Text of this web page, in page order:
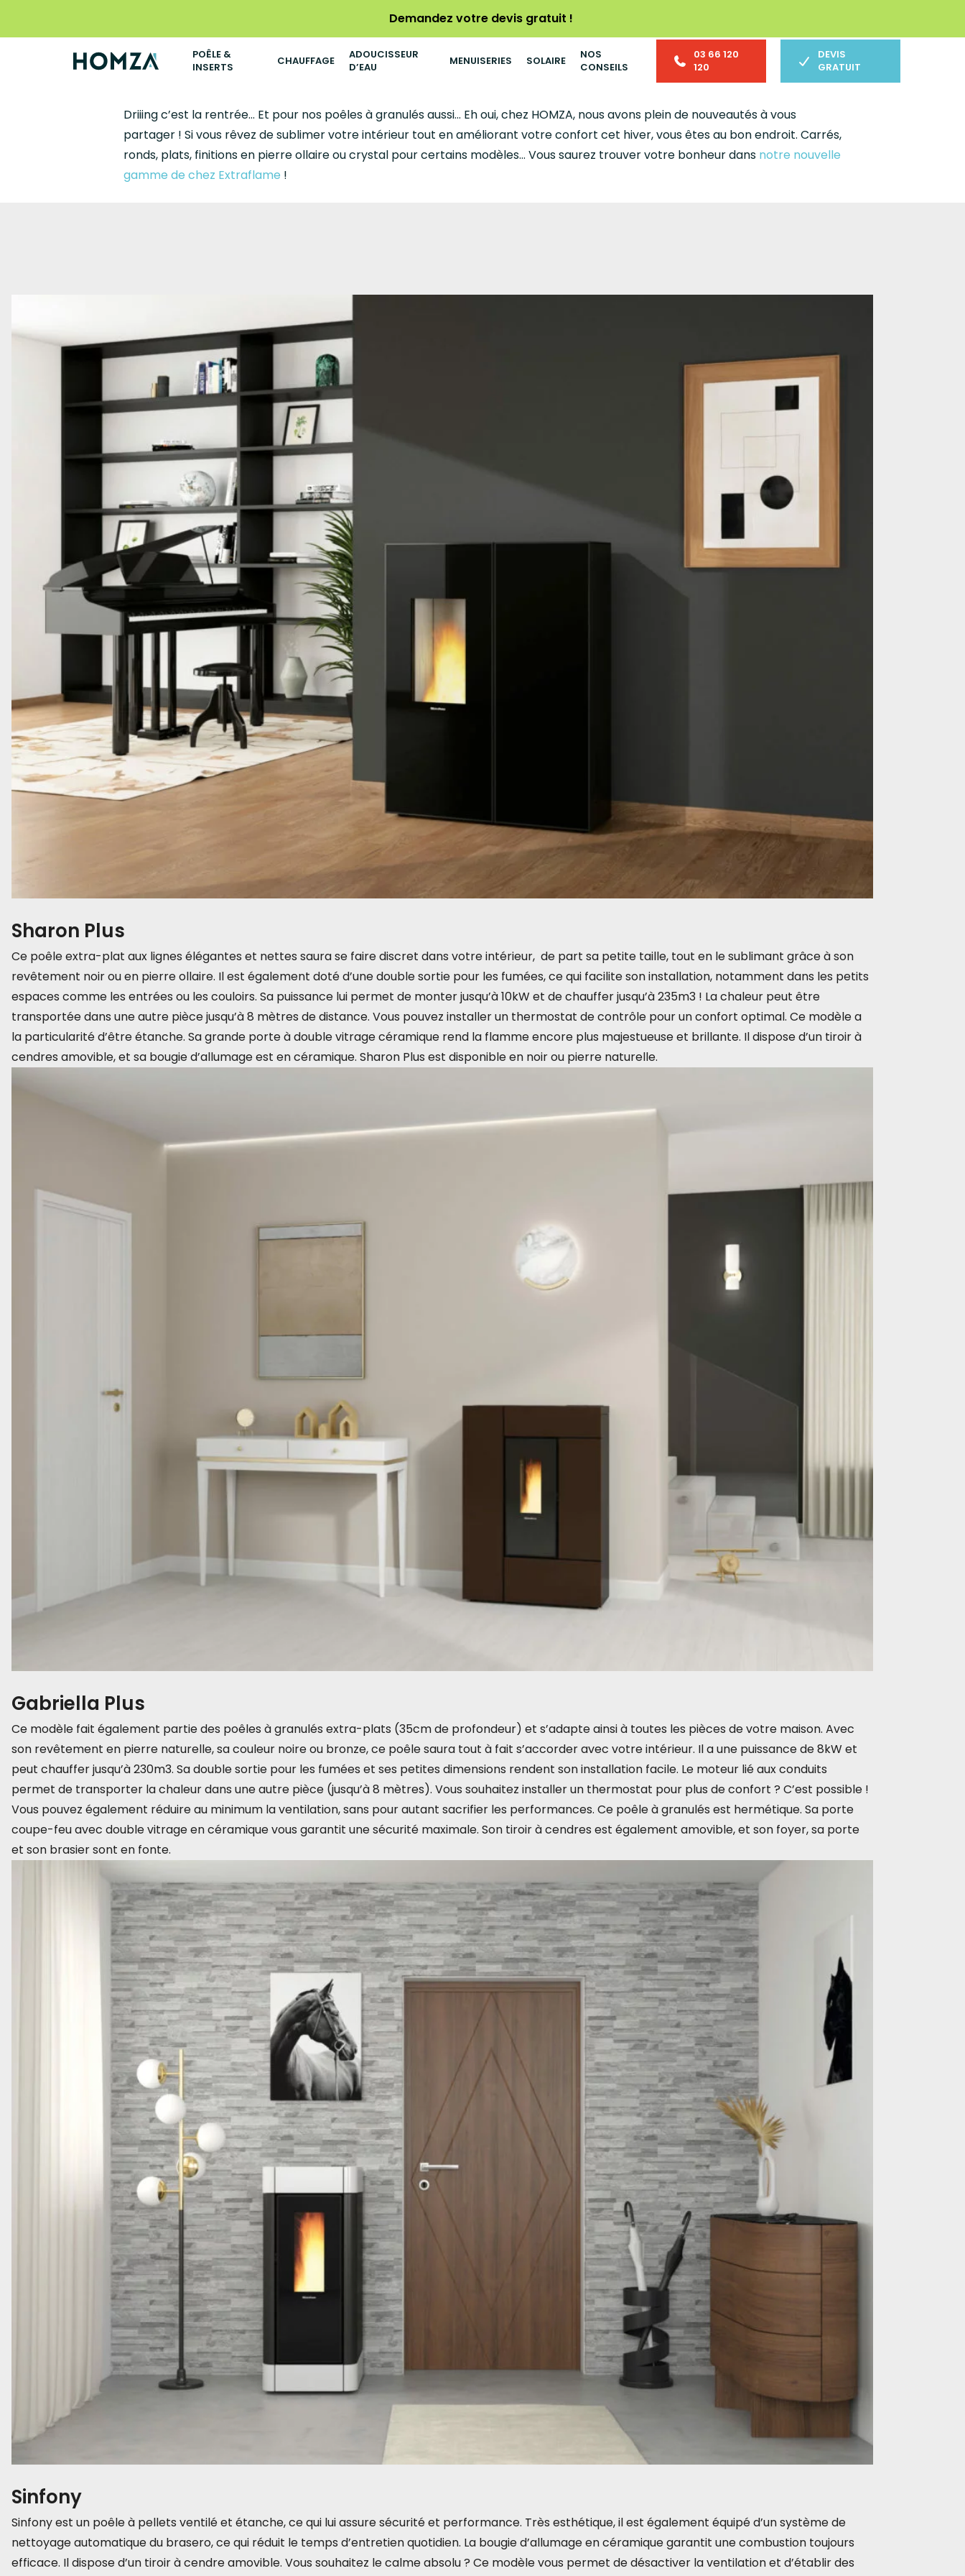
Demandez votre devis gratuit !
POÊLE &
INSERTS
CHAUFFAGE
ADOUCISSEUR
D’EAU
MENUISERIES SOLAIRE
NOS
CONSEILS
03 66 120
120
DEVIS
GRATUIT
Driiing c’est la rentrée… Et pour nos poêles à granulés aussi… Eh oui, chez HOMZA, nous avons plein de nouveautés à vous
partager ! Si vous rêvez de sublimer votre intérieur tout en améliorant votre confort cet hiver, vous êtes au bon endroit. Carrés,
ronds, plats, finitions en pierre ollaire ou crystal pour certains modèles… Vous saurez trouver votre bonheur dans notre nouvelle
gamme de chez Extraflame !
Sharon Plus
Ce poêle extra-plat aux lignes élégantes et nettes saura se faire discret dans votre intérieur, de part sa petite taille, tout en le sublimant grâce à son
revêtement noir ou en pierre ollaire. Il est également doté d’une double sortie pour les fumées, ce qui facilite son installation, notamment dans les petits
espaces comme les entrées ou les couloirs. Sa puissance lui permet de monter jusqu’à 10kW et de chauffer jusqu’à 235m3 ! La chaleur peut être
transportée dans une autre pièce jusqu’à 8 mètres de distance. Vous pouvez installer un thermostat de contrôle pour un confort optimal. Ce modèle a
la particularité d’être étanche. Sa grande porte à double vitrage céramique rend la flamme encore plus majestueuse et brillante. Il dispose d’un tiroir à
cendres amovible, et sa bougie d’allumage est en céramique. Sharon Plus est disponible en noir ou pierre naturelle.
Gabriella Plus
Ce modèle fait également partie des poêles à granulés extra-plats (35cm de profondeur) et s’adapte ainsi à toutes les pièces de votre maison. Avec
son revêtement en pierre naturelle, sa couleur noire ou bronze, ce poêle saura tout à fait s’accorder avec votre intérieur. Il a une puissance de 8kW et
peut chauffer jusqu’à 230m3. Sa double sortie pour les fumées et ses petites dimensions rendent son installation facile. Le moteur lié aux conduits
permet de transporter la chaleur dans une autre pièce (jusqu’à 8 mètres). Vous souhaitez installer un thermostat pour plus de confort ? C’est possible !
Vous pouvez également réduire au minimum la ventilation, sans pour autant sacrifier les performances. Ce poêle à granulés est hermétique. Sa porte
coupe-feu avec double vitrage en céramique vous garantit une sécurité maximale. Son tiroir à cendres est également amovible, et son foyer, sa porte
et son brasier sont en fonte.
Sinfony
Sinfony est un poêle à pellets ventilé et étanche, ce qui lui assure sécurité et performance. Très esthétique, il est également équipé d’un système de
nettoyage automatique du brasero, ce qui réduit le temps d’entretien quotidien. La bougie d’allumage en céramique garantit une combustion toujours
efficace. Il dispose d’un tiroir à cendre amovible. Vous souhaitez le calme absolu ? Ce modèle vous permet de désactiver la ventilation et d’établir des